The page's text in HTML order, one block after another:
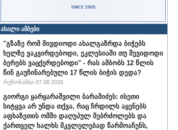
ახალი ამბები
"გზაზე რომ მივდიოდი ახალგაზრდა ბიჭებს
ხელზე ვაკვირდებოდი, ეკლესიაში თუ შევიდოდი
ბერებს ვაცქერდებოდი" - რას ამბობს 12 წლის
წინ გაუჩინარებული 17 წლის ბიჭის დედა?
რეზონანსი 07.08.2026
გიორგი ყარყარაშვილი ბარამიძეს: ისეთი
სიტყვა არ უნდა თქვა, რაც ჩრდილს აყენებს
აფხაზეთის ომში დაღუპულ მებრძოლებს და
ქართველ ხალხს მკვლელებად წარმოაჩენს,